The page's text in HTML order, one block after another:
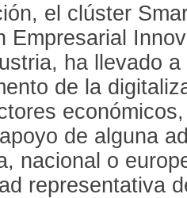
el clúster
Empresarial
ha llevado
de la
de alguna
nacional o
representativa